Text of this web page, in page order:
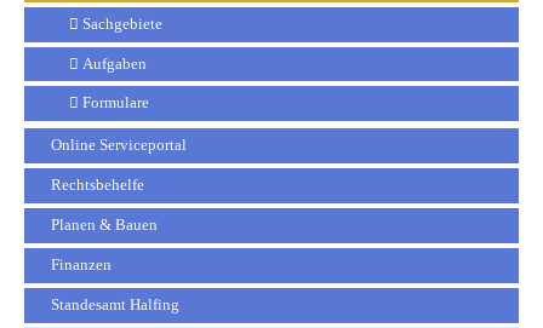
Sachgebiete
Aufgaben
Formulare
Online Serviceportal
Rechtsbehelfe
Planen & Bauen
Finanzen
Standesamt Halfing